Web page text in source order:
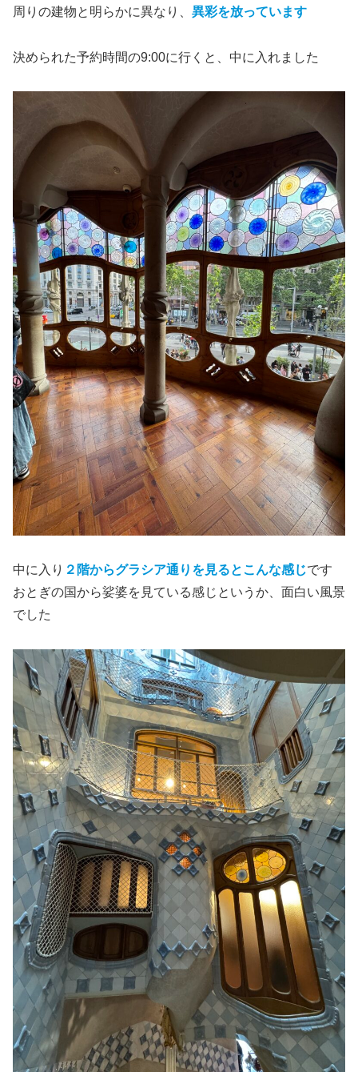
周りの建物と明らかに異なり、 異彩を放っています
決められた予約時間の9:00に行くと、中に入れました
中に入り ２階からグラシア通りを見るとこんな感じです
おとぎの国から娑婆を見ている感じというか、面白い風景
でした